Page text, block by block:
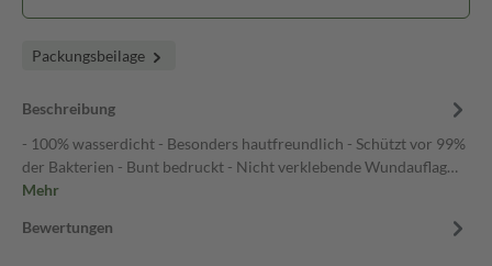
Packungsbeilage
Beschreibung
- 100% wasserdicht - Besonders hautfreundlich - Schützt vor 99%
der Bakterien - Bunt bedruckt - Nicht verklebende Wundauflag…
Mehr
Bewertungen